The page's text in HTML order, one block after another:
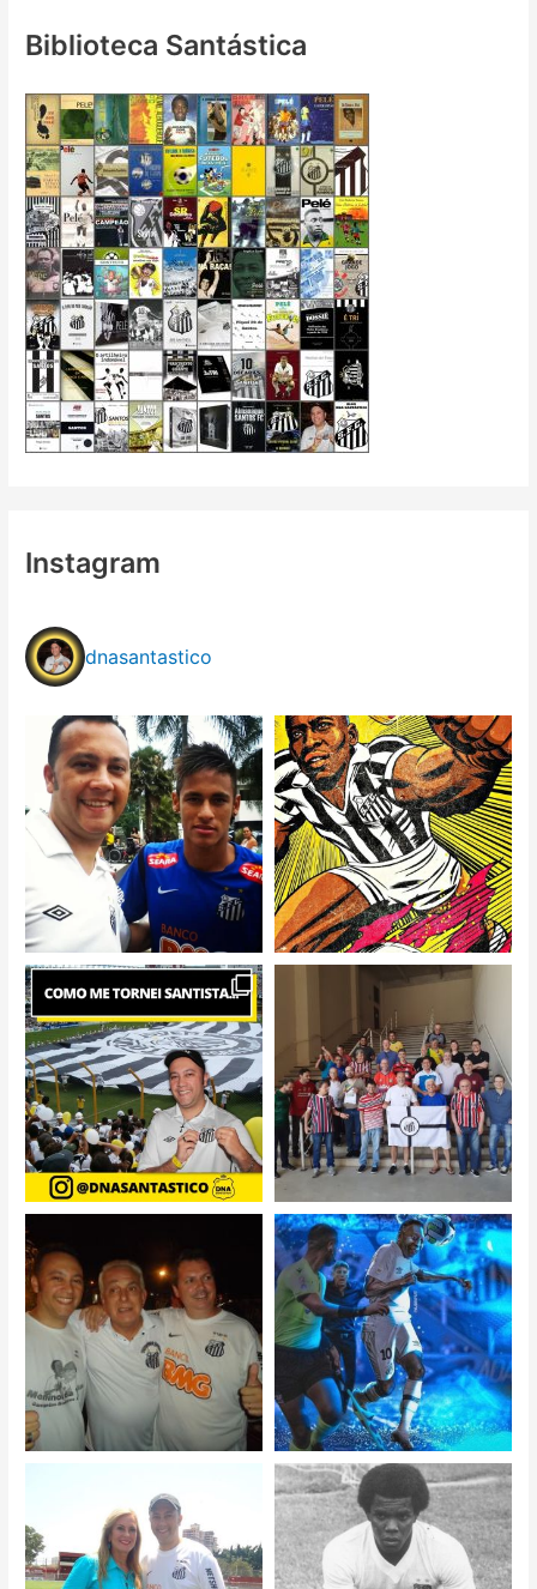
Biblioteca Santástica
Instagram
dnasantastico